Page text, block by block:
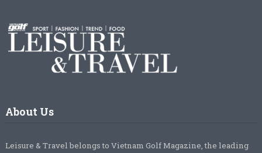
About Us
Leisure & Travel belongs to Vietnam Golf Magazine, the leading